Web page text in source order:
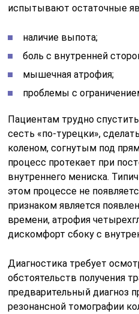
испытывают остаточные
наличие выпота;
боль с внутренней
мышечная атрофия;
проблемы с
Пациентам трудно
сесть «по-турецки»,
коленом, согнутым под
процесс протекает при
внутреннего мениска.
этом процессе не
признаком является
времени, атрофия
дискомфорт сбоку с
Диагностика требует
обстоятельств получения
предварительный диагноз
резонансной томографии